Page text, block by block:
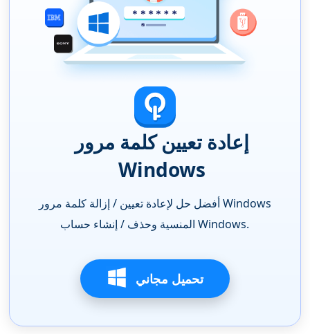
إعادة تعيين كلمة مرور
Windows
أفضل حل لإعادة تعيين / إزالة كلمة مرور Windows
المنسية وحذف / إنشاء حساب Windows.
تحميل مجاني